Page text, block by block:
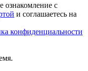
ознакомление с
и соглашаетесь на
конфиденциальности